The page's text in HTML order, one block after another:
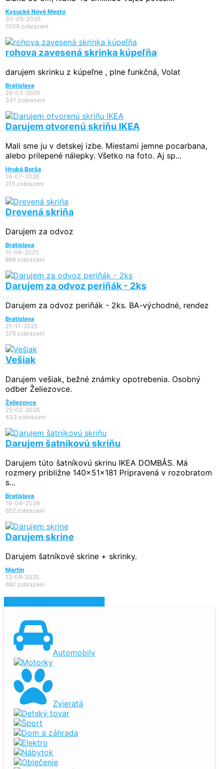
Kysucké Nové Mesto
30-05-2025
1008 zobrazení
rohova zavesená skrinka kúpeľňa
darujem skrinku z kúpeľne , plne funkčná, Volat
Bratislava
29-03-2026
341 zobrazení
Darujem otvorenú skriňu IKEA
Mali sme ju v detskej izbe. Miestami jemne pocarbana,
alebo prilepené nálepky. Všetko na foto. Aj sp...
Hrubá Borša
16-07-2026
215 zobrazení
Drevená skriňa
Darujem za odvoz
Bratislava
11-06-2025
869 zobrazení
Darujem za odvoz periňák - 2ks
Darujem za odvoz periňák - 2ks. BA-východné, rendez
Bratislava
21-11-2025
579 zobrazení
Vešiak
Darujem vešiak, bežné známky opotrebenia. Osobný
odber Želiezovce.
Želiezovce
25-02-2026
433 zobrazení
Darujem šatnikovú skriňu
Darujem túto šatníkovú skrinu IKEA DOMBÅS. Má
rozmery približne 140x51x181 Pripravená v rozobratom
s...
Bratislava
16-04-2026
652 zobrazení
Darujem skrine
Darujem šatníkové skrine + skrinky.
Martin
12-09-2025
692 zobrazení
Automobily
Motorky
Zvieratá
Detský tovar
Šport
Dom a záhrada
Elektro
Nábytok
Oblečenie